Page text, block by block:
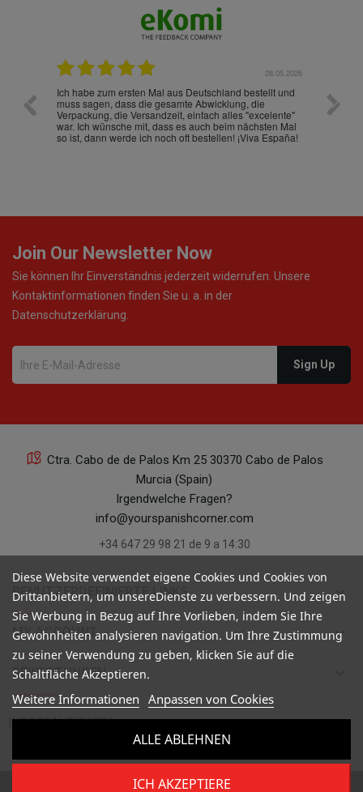
28.05.2026
Ich habe zum ersten Mal aus Deutschland bestellt und
muss sagen, dass die gesamte Abwicklung, die
Verpackung, die Versandzeit, einfach alles "excelente"
war. Ich wünsche mit, dass es auch beim nächsten Mal
so ist, dann werde ich noch oft bestellen! ¡Viva España!
Die
gut
ist
Join Our Newsletter Now
Sie können Ihr Einverständnis jederzeit widerrufen. Unsere
Kontaktinformationen finden Sie u. a. in der
Datenschutzerklärung.
Ctra. Cabo de de Palos Km 25 30370 Cabo de Palos
Murcia (Spain)
Irgendwelche Fragen?
info@yourspanishcorner.com
+34 647 29 98 21 de 9 a 14:30
BENUTZERDEFINIERTE LINKS keyboard_arrow_down
MY ACCOUNT keyboard_arrow_down
BEWERTUNGEN
INFORMATIONEN 
Diese Website verwendet eigene Cookies und Cookies von
Drittanbietern, um unsereDienste zu verbessern. Und zeigen
Sie Werbung in Bezug auf Ihre Vorlieben, indem Sie Ihre
Gewohnheiten analysieren navigation. Um Ihre Zustimmung
zu seiner Verwendung zu geben, klicken Sie auf die
Schaltfläche Akzeptieren.
Weitere Informationen Anpassen von Cookies
ALLE ABLEHNEN
ICH AKZEPTIERE